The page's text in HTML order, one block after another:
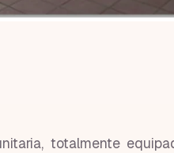
totalmente